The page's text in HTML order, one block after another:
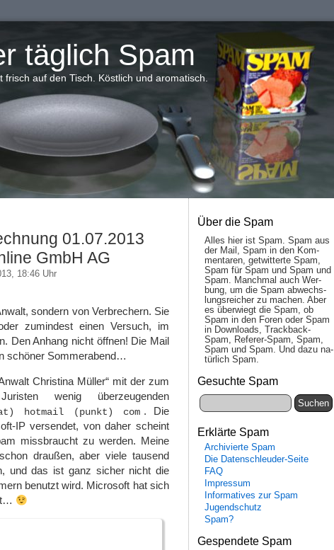
täglich Spam
frisch auf den Tisch. Köstlich und aromatisch.
01.07.2013
GmbH AG
18:46 Uhr
sondern von Verbrechern. Sie
zumindest einen Versuch, im
Den Anhang nicht öffnen! Die Mail
schöner Sommerabend…
Christina Müller“ mit der zum
wenig überzeugenden
hotmail (punkt) com . Die
IP versendet, von daher scheint
missbraucht zu werden. Meine
draußen, aber viele tausend
und das ist ganz sicher nicht die
benutzt wird. Microsoft hat sich
Über die Spam
Alles hier ist Spam. Spam aus
der Mail, Spam in den Kom­
men­taren, ge­twit­ter­te Spam,
Spam für Spam und Spam und
Spam. Manch­mal auch Wer­
bung, um die Spam ab­wechs­
lungs­reich­er zu mach­en. Aber
es über­wiegt die Spam, ob
Spam in den Fo­ren oder Spam
in Down­loads, Track­back-
Spam, Re­fe­rer-Spam, Spam,
Spam und Spam. Und da­zu na­
tür­lich Spam.
Gesuchte Spam
Erklärte Spam
Archivierte Spam
Die Datenschleuder-Seite
FAQ
Impressum
Informatives zur Spam
Jugendschutz
Spam?
Gespendete Spam